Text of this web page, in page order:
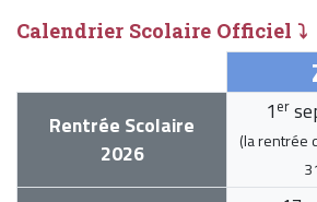
Calendrier Scolaire Officiel ⤵
Rentrée Scolaire
2026
1 er
(la rentrée